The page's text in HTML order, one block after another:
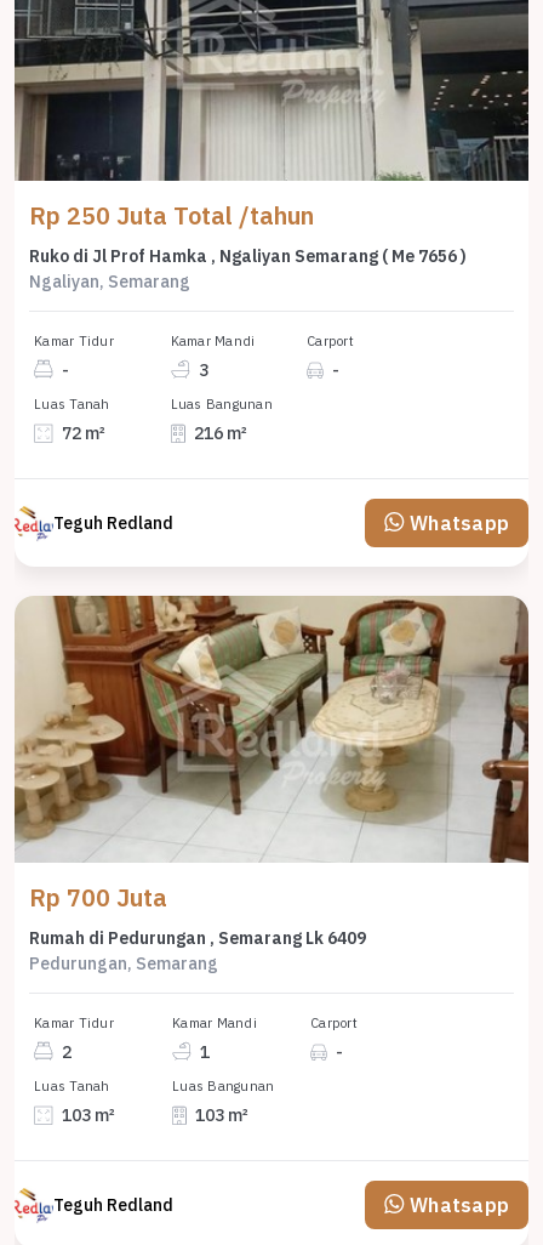
Rp 250 Juta Total /tahun
Ruko di Jl Prof Hamka , Ngaliyan Semarang ( Me 7656 )
Ngaliyan, Semarang
Kamar Tidur
-
Kamar Mandi
3
Carport
-
Luas Tanah
72 m²
Luas Bangunan
216 m²
Teguh Redland Whatsapp
Rp 700 Juta
Rumah di Pedurungan , Semarang Lk 6409
Pedurungan, Semarang
Kamar Tidur
2
Kamar Mandi
1
Carport
-
Luas Tanah
103 m²
Luas Bangunan
103 m²
Teguh Redland Whatsapp